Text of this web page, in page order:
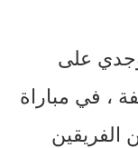
على
، في مباراة
الفريقين